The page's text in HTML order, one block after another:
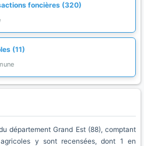
foncières (320)
(11)
département Grand Est (88), comptant
y sont recensées, dont 1 en